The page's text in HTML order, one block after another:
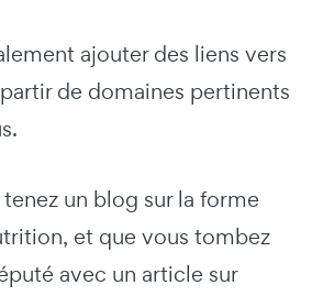
ajouter des liens vers
de domaines pertinents
un blog sur la forme
et que vous tombez
avec un article sur